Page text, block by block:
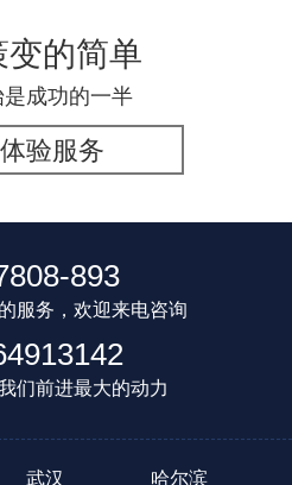
变的简单
成功的一半
验服务
893
服务，欢迎来电咨询
们前进最大的动力
武汉 哈尔滨